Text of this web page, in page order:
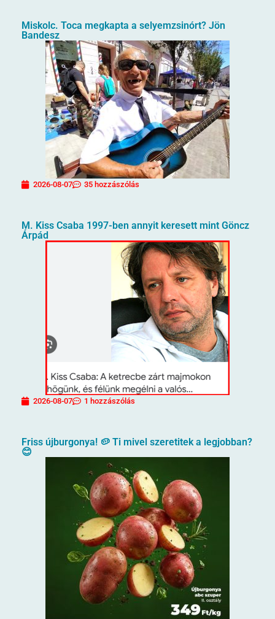
Miskolc. Toca megkapta a selyemzsinórt? Jön
Bandesz
2026-08-07 35 hozzászólás
M. Kiss Csaba 1997-ben annyit keresett mint Göncz
Árpád
2026-08-07 1 hozzászólás
Friss újburgonya! 🥔 Ti mivel szeretitek a legjobban?
😊